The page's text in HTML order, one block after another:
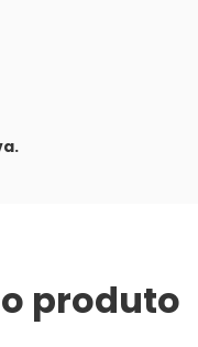
produto